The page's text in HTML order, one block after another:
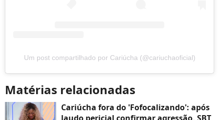
Um post compartilhado por Cariúcha (@cariuchaoficial)
Matérias relacionadas
Cariúcha fora do 'Fofocalizando': após